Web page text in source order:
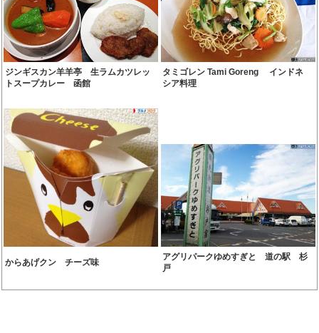
ジンギスカン羊羊亭 生ラムカツレッ
トスープカレー 函館
タミゴレン Tami Goreng インドネ
シア料理
からあげクン チーズ味
アグリパークゆめすぎと 道の駅 杉
戸